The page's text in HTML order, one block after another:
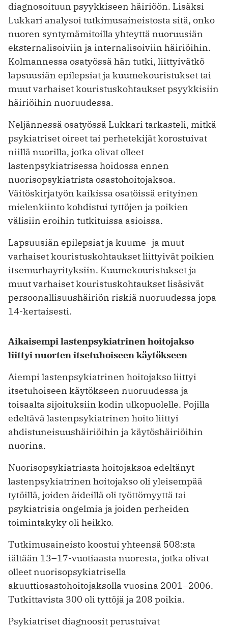
diagnosoituun psyykkiseen häiriöön. Lisäksi
Lukkari analysoi tutkimusaineistosta sitä, onko
nuoren syntymämitoilla yhteyttä nuoruusiän
eksternalisoiviin ja internalisoiviin häiriöihin.
Kolmannessa osatyössä hän tutki, liittyivätkö
lapsuusiän epilepsiat ja kuumekouristukset tai
muut varhaiset kouristuskohtaukset psyykkisiin
häiriöihin nuoruudessa.
Neljännessä osatyössä Lukkari tarkasteli, mitkä
psykiatriset oireet tai perhetekijät korostuivat
niillä nuorilla, jotka olivat olleet
lastenpsykiatrisessa hoidossa ennen
nuorisopsykiatrista osastohoitojaksoa.
Väitöskirjatyön kaikissa osatöissä erityinen
mielenkiinto kohdistui tyttöjen ja poikien
välisiin eroihin tutkituissa asioissa.
Lapsuusiän epilepsiat ja kuume- ja muut
varhaiset kouristuskohtaukset liittyivät poikien
itsemurhayrityksiin. Kuumekouristukset ja
muut varhaiset kouristuskohtaukset lisäsivät
persoonallisuushäiriön riskiä nuoruudessa jopa
14-kertaisesti.
Aikaisempi lastenpsykiatrinen hoitojakso
liittyi nuorten itsetuhoiseen käytökseen
Aiempi lastenpsykiatrinen hoitojakso liittyi
itsetuhoiseen käytökseen nuoruudessa ja
toisaalta sijoituksiin kodin ulkopuolelle. Pojilla
edeltävä lastenpsykiatrinen hoito liittyi
ahdistuneisuushäiriöihin ja käytöshäiriöihin
nuorina.
Nuorisopsykiatriasta hoitojaksoa edeltänyt
lastenpsykiatrinen hoitojakso oli yleisempää
tytöillä, joiden äideillä oli työttömyyttä tai
psykiatrisia ongelmia ja joiden perheiden
toimintakyky oli heikko.
Tutkimusaineisto koostui yhteensä 508:sta
iältään 13–17-vuotiaasta nuoresta, jotka olivat
olleet nuorisopsykiatrisella
akuuttiosastohoitojaksolla vuosina 2001–2006.
Tutkittavista 300 oli tyttöjä ja 208 poikia.
Psykiatriset diagnoosit perustuivat